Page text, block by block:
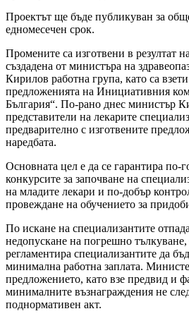
Проектът ще бъде публикуван за
едномесечен срок.
Промените са изготвени в резултат
създадена от министъра на
Кирилов работна група, като са
предложенията на Инициативния
България“. По-рано днес министър
представители на лекарите
предварително с изготвените
наредбата.
Основната цел е да се гарантира по-
конкурсите за започване на
на младите лекари и по-добър
провеждане на обучението за
По искане на специализантите
недопускане на погрешно тълкуване,
регламентира специализантите да
минимална работна заплата.
предложението, като взе предвид и
минималните възнаграждения не
поднормативен акт.